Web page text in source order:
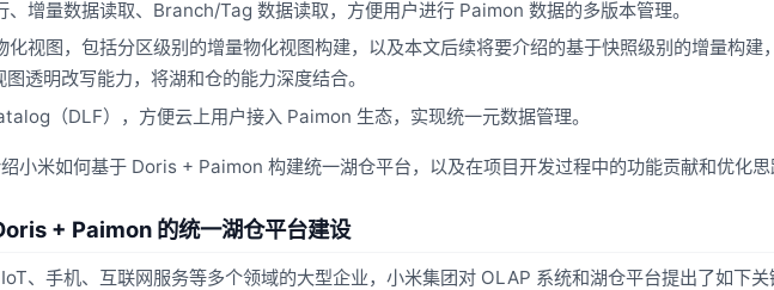
增量数据读取、Branch/Tag 数据读取，方便用户进行 Paimon 数据的多版本管理。
视图，包括分区级别的增量物化视图构建，以及本文后续将要介绍的基于快照级别的增量构建
透明改写能力，将湖和仓的能力深度结合。
（DLF），方便云上用户接入 Paimon 生态，实现统一元数据管理。
小米如何基于 Doris + Paimon 构建统一湖仓平台，以及在项目开发过程中的功能贡献和优化思
+ Paimon 的统一湖仓平台建设
、手机、互联网服务等多个领域的大型企业，小米集团对 OLAP 系统和湖仓平台提出了如下关